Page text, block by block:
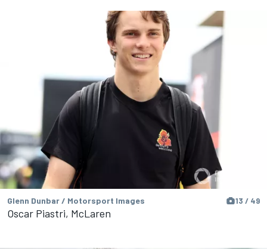
Glenn Dunbar / Motorsport Images 13 / 49
Oscar Piastri, McLaren